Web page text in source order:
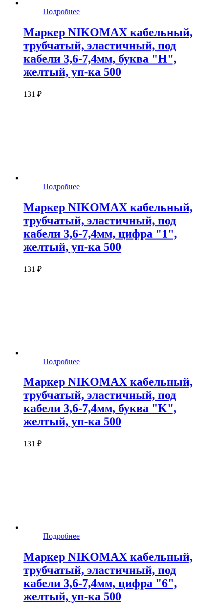
Подробнее
Маркер NIKOMAX кабельный,
трубчатый, эластичный, под
кабели 3,6-7,4мм, буква "H",
желтый, уп-ка 500
131 ₽
Подробнее
Маркер NIKOMAX кабельный,
трубчатый, эластичный, под
кабели 3,6-7,4мм, цифра "1",
желтый, уп-ка 500
131 ₽
Подробнее
Маркер NIKOMAX кабельный,
трубчатый, эластичный, под
кабели 3,6-7,4мм, буква "K",
желтый, уп-ка 500
131 ₽
Подробнее
Маркер NIKOMAX кабельный,
трубчатый, эластичный, под
кабели 3,6-7,4мм, цифра "6",
желтый, уп-ка 500